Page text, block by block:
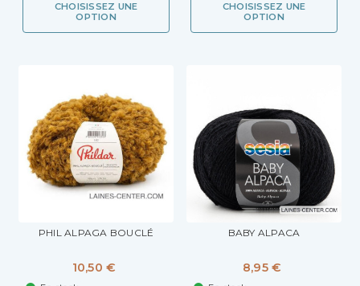
CHOISISSEZ UNE
OPTION
CHOISISSEZ UNE
OPTION
PHIL ALPAGA BOUCLÉ
10,50 €
BABY ALPACA
8,95 €